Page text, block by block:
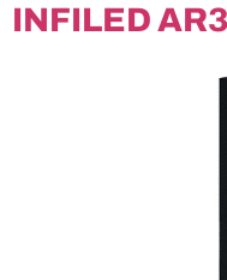
INFILED